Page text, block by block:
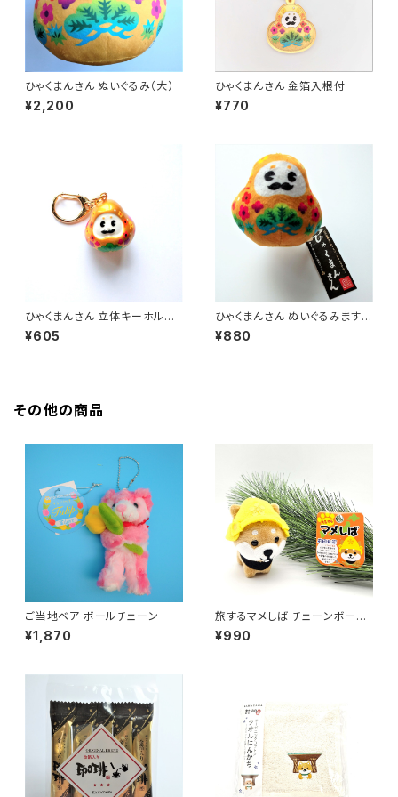
ひゃくまんさん ぬいぐるみ（大）
¥2,200
ひゃくまんさん 金箔入根付
¥770
ひゃくまんさん 立体キーホルダ
ー／立体根付
¥605
ひゃくまんさん ぬいぐるみますこ
っと
¥880
その他の商品
ご当地ベア ボールチェーン
¥1,870
旅するマメしば チェーンボール
マスコット
¥990